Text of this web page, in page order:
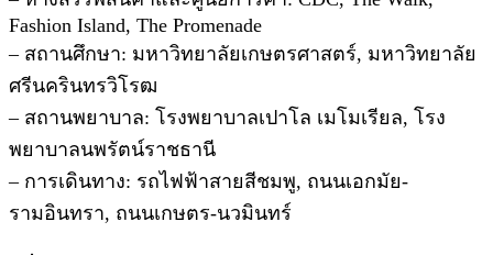
Fashion Island, The Promenade
– สถานศึกษา: มหาวิทยาลัยเกษตรศาสตร์, มหาวิทยาลัย
ศรีนครินทรวิโรฒ
– สถานพยาบาล: โรงพยาบาลเปาโล เมโมเรียล, โรง
พยาบาลนพรัตน์ราชธานี
– การเดินทาง: รถไฟฟ้าสายสีชมพู, ถนนเอกมัย-
รามอินทรา, ถนนเกษตร-นวมินทร์